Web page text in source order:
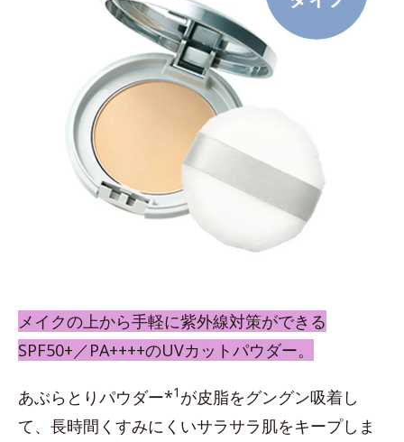
メイクの上から手軽に紫外線対策ができる
SPF50+／PA++++のUVカットパウダー。
あぶらとりパウダー*1 が皮脂をグングン吸着し
て、長時間くすみにくいサラサラ肌をキープしま